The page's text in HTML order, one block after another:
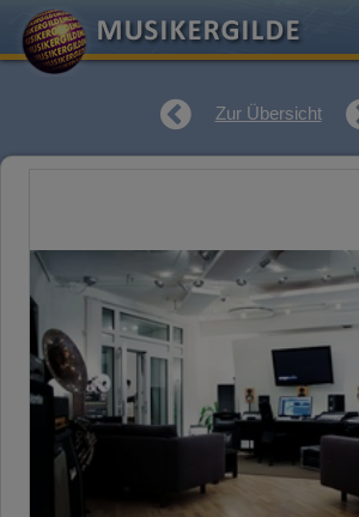
Zur Übersicht